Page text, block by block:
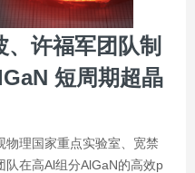
许福军团队制
短周期超晶
物理国家重点实验室、宽禁
队在高Al组分AlGaN的高效p